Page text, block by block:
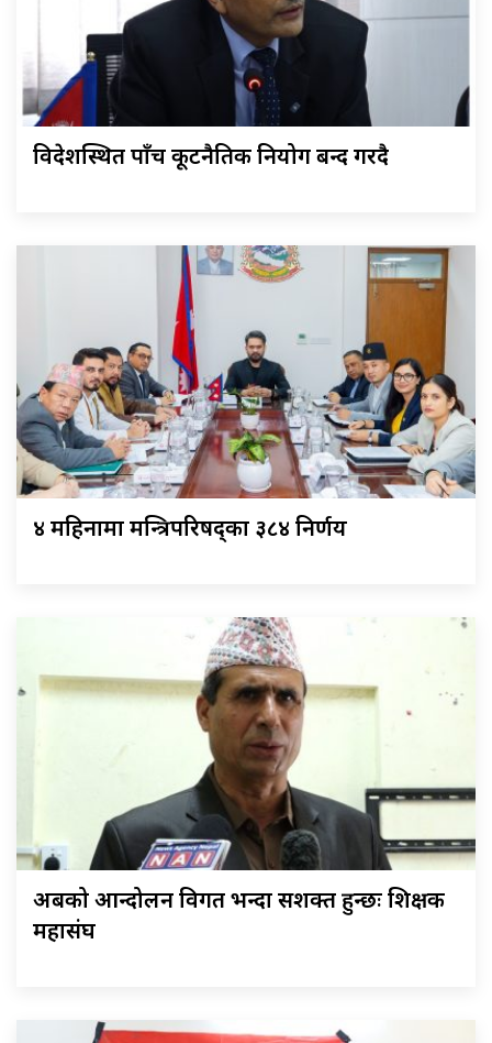
विदेशस्थित पाँच कूटनैतिक नियोग बन्द गरिँदै
४ महिनामा मन्त्रिपरिषद्का ३८४ निर्णय
अबको आन्दोलन विगत भन्दा सशक्त हुन्छः शिक्षक
महासंघ